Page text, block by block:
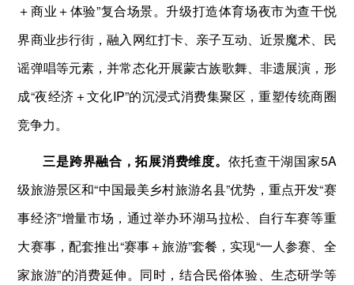
＋商业＋体验”复合场景。升级打造体育场夜市为查干悦
界商业步行街，融入网红打卡、亲子互动、近景魔术、民
谣弹唱等元素，并常态化开展蒙古族歌舞、非遗展演，形
成“夜经济＋文化IP”的沉浸式消费集聚区，重塑传统商圈
竞争力。
三是跨界融合，拓展消费维度。 依托查干湖国家5A
级旅游景区和“中国最美乡村旅游名县”优势，重点开发“赛
事经济”增量市场，通过举办环湖马拉松、自行车赛等重
大赛事，配套推出“赛事＋旅游”套餐，实现“一人参赛、全
家旅游”的消费延伸。同时，结合民俗体验、生态研学等